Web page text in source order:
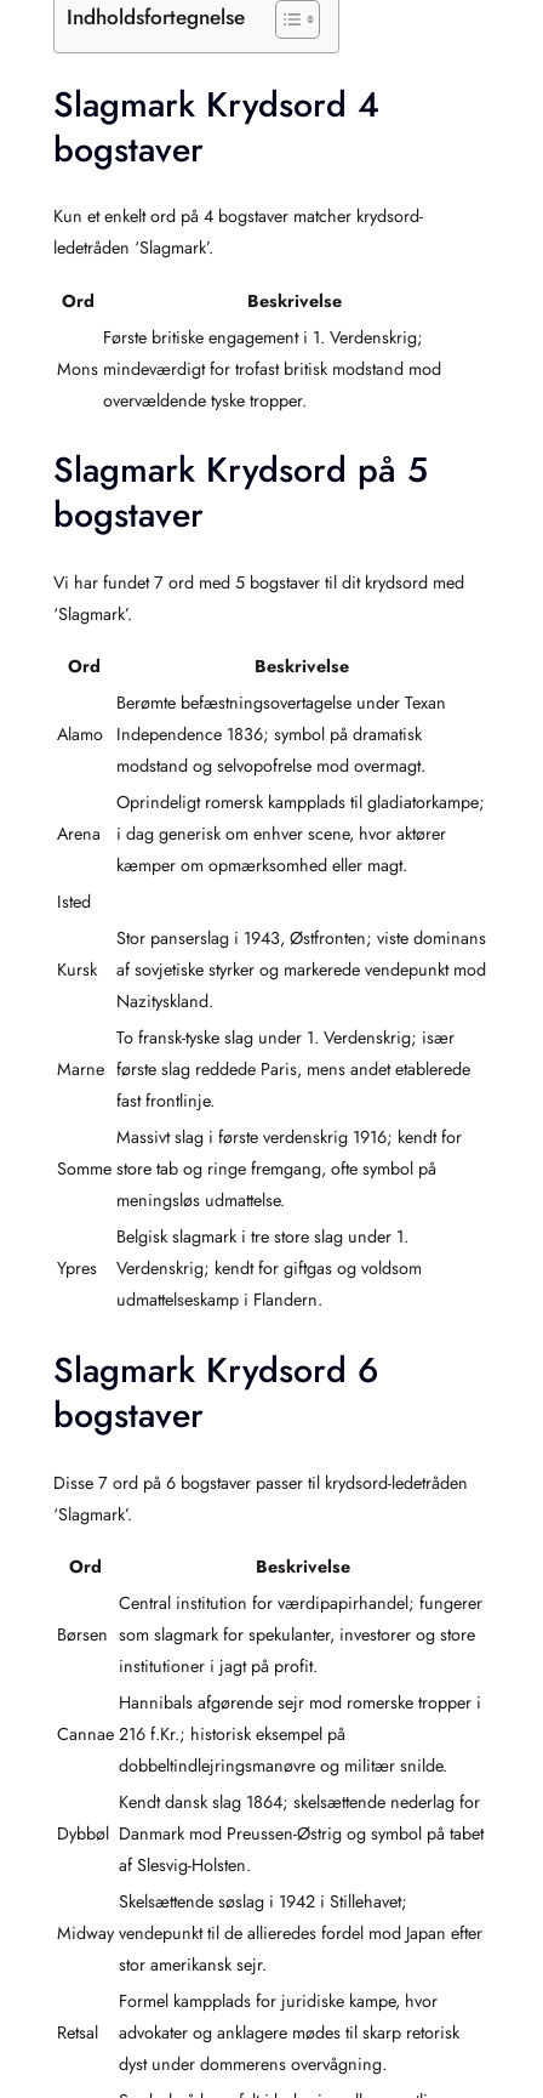
Indholdsfortegnelse
Slagmark Krydsord 4
bogstaver
Kun et enkelt ord på 4 bogstaver matcher krydsord-
ledetråden ‘Slagmark’.
Ord Beskrivelse
Mons
Første britiske engagement i 1. Verdenskrig;
mindeværdigt for trofast britisk modstand mod
overvældende tyske tropper.
Slagmark Krydsord på 5
bogstaver
Vi har fundet 7 ord med 5 bogstaver til dit krydsord med
‘Slagmark’.
Ord Beskrivelse
Alamo
Berømte befæstningsovertagelse under Texan
Independence 1836; symbol på dramatisk
modstand og selvopofrelse mod overmagt.
Arena
Oprindeligt romersk kampplads til gladiatorkampe;
i dag generisk om enhver scene, hvor aktører
kæmper om opmærksomhed eller magt.
Isted
Kursk
Stor panserslag i 1943, Østfronten; viste dominans
af sovjetiske styrker og markerede vendepunkt mod
Nazityskland.
Marne
To fransk-tyske slag under 1. Verdenskrig; især
første slag reddede Paris, mens andet etablerede
fast frontlinje.
Somme
Massivt slag i første verdenskrig 1916; kendt for
store tab og ringe fremgang, ofte symbol på
meningsløs udmattelse.
Ypres
Belgisk slagmark i tre store slag under 1.
Verdenskrig; kendt for giftgas og voldsom
udmattelseskamp i Flandern.
Slagmark Krydsord 6
bogstaver
Disse 7 ord på 6 bogstaver passer til krydsord-ledetråden
‘Slagmark’.
Ord Beskrivelse
Børsen
Central institution for værdipapirhandel; fungerer
som slagmark for spekulanter, investorer og store
institutioner i jagt på profit.
Cannae
Hannibals afgørende sejr mod romerske tropper i
216 f.Kr.; historisk eksempel på
dobbeltindlejringsmanøvre og militær snilde.
Dybbøl
Kendt dansk slag 1864; skelsættende nederlag for
Danmark mod Preussen-Østrig og symbol på tabet
af Slesvig-Holsten.
Midway
Skelsættende søslag i 1942 i Stillehavet;
vendepunkt til de allieredes fordel mod Japan efter
stor amerikansk sejr.
Retsal
Formel kampplads for juridiske kampe, hvor
advokater og anklagere mødes til skarp retorisk
dyst under dommerens overvågning.